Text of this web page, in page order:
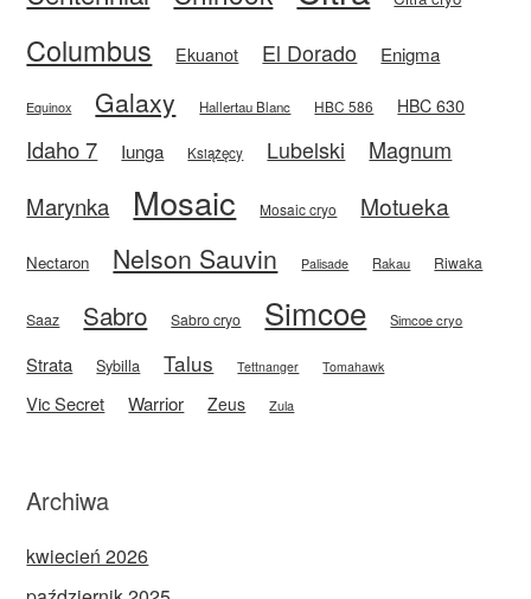
Columbus Ekuanot El Dorado Enigma
Equinox Galaxy Hallertau Blanc HBC 586 HBC 630
Idaho 7 Iunga Książęcy Lubelski
Magnum
Marynka
Mosaic Mosaic cryo Motueka
Nectaron Nelson Sauvin Palisade Rakau Riwaka
Saaz Sabro Sabro cryo Simcoe Simcoe cryo
Strata Sybilla Talus Tettnanger Tomahawk
Vic Secret Warrior Zeus Zula
Archiwa
kwiecień 2026